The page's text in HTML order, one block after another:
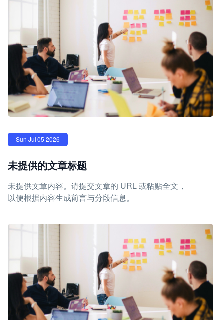
Sun Jul 05 2026
未提供的文章标题
未提供文章内容。请提交文章的 URL 或粘贴全文，
以便根据内容生成前言与分段信息。